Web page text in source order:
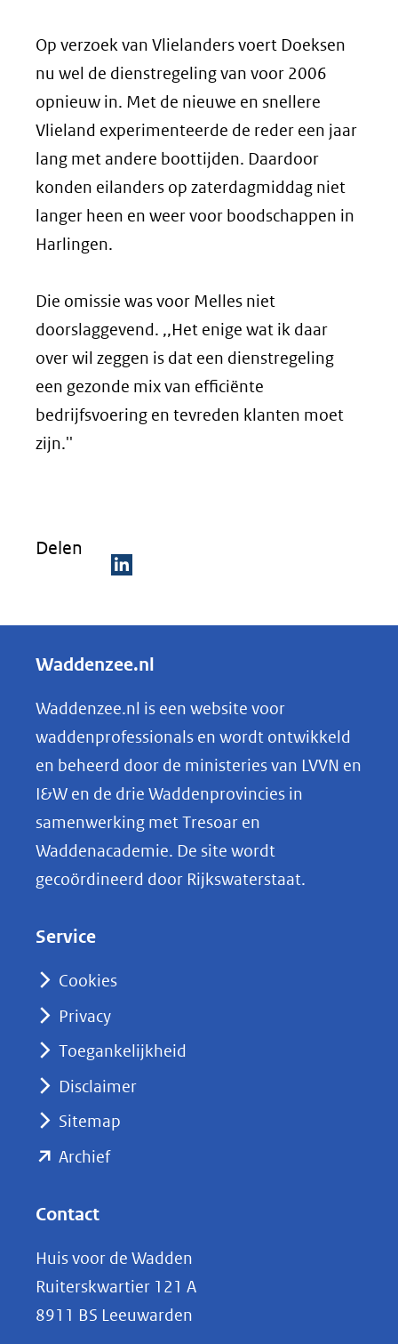
Op verzoek van Vlielanders voert Doeksen
nu wel de dienstregeling van voor 2006
opnieuw in. Met de nieuwe en snellere
Vlieland experimenteerde de reder een jaar
lang met andere boottijden. Daardoor
konden eilanders op zaterdagmiddag niet
langer heen en weer voor boodschappen in
Harlingen.
Die omissie was voor Melles niet
doorslaggevend. ,,Het enige wat ik daar
over wil zeggen is dat een dienstregeling
een gezonde mix van efficiënte
bedrijfsvoering en tevreden klanten moet
zijn.''
Delen
e
e
n
o
p
k
e
nieuw
naar
Waddenzee.nl
Waddenzee.nl is een website voor
waddenprofessionals en wordt ontwikkeld
en beheerd door de ministeries van LVVN en
I&W en de drie Waddenprovincies in
samenwerking met Tresoar en
Waddenacademie. De site wordt
gecoördineerd door Rijkswaterstaat.
Service
Cookies
Privacy
Toegankelijkheid
Disclaimer
Sitemap
Archief(opent
(verwijst
naar
een
Contact
Huis voor de Wadden
Ruiterskwartier 121 A
8911 BS Leeuwarden